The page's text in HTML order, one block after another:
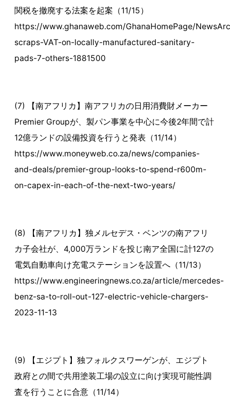
関税を撤廃する法案を起案（11/15）
https://www.ghanaweb.com/GhanaHomePage/
scraps-VAT-on-locally-manufactured-sanitary-
pads-7-others-1881500
(7) 【南アフリカ】南アフリカの日用消費財メーカー
Premier Groupが、製パン事業を中心に今後2年間で計
12億ランドの設備投資を行うと発表（11/14）
https://www.moneyweb.co.za/news/companies-
and-deals/premier-group-looks-to-spend-r600m-
on-capex-in-each-of-the-next-two-years/
(8) 【南アフリカ】独メルセデス・ベンツの南アフリ
カ子会社が、4,000万ランドを投じ南ア全国に計127の
電気自動車向け充電ステーションを設置へ（11/13）
https://www.engineeringnews.co.za/article/mercedes-
benz-sa-to-roll-out-127-electric-vehicle-chargers-
2023-11-13
(9) 【エジプト】独フォルクスワーゲンが、エジプト
政府との間で共用塗装工場の設立に向け実現可能性調
査を行うことに合意（11/14）